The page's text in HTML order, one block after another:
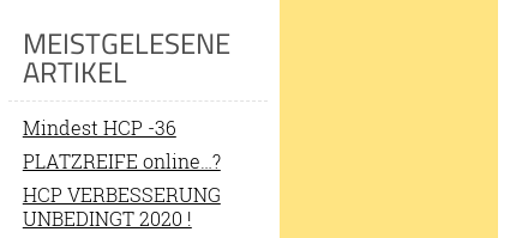
MEISTGELESENE
ARTIKEL
Mindest HCP -36
PLATZREIFE online…?
HCP VERBESSERUNG
UNBEDINGT 2020 !